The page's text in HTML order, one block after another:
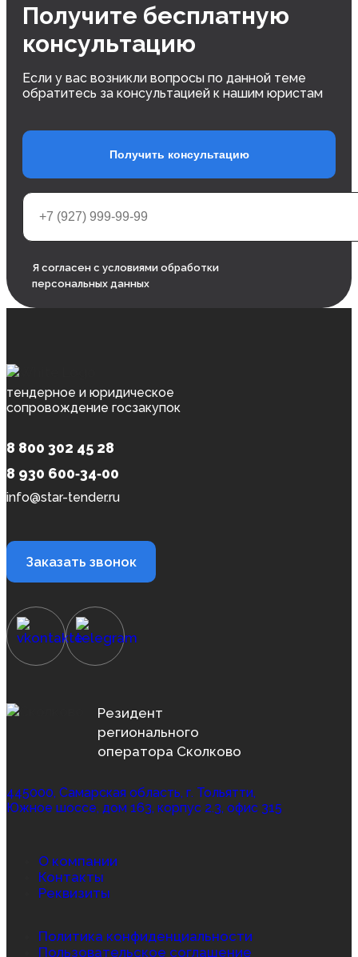
Получите бесплатную
консультацию
Если у вас возникли вопросы по данной теме
обратитесь за консультацией к нашим юристам
Я согласен с условиями обработки
персональных данных
тендерное и юридическое
сопровождение госзакупок
8 800 302 45 28
8 930 600‑34‑00
info@star-tender.ru
Заказать звонок
Резидент
регионального
оператора Сколково
445000, Самарская область, г. Тольятти,
Южное шоссе, дом 163, корпус 2.3, офис 315
О компании
Контакты
Реквизиты
Политика конфиденциальности
Пользовательское соглашение